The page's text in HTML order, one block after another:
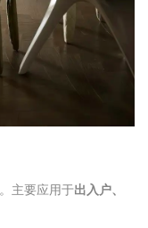
。主要应用于出入户、